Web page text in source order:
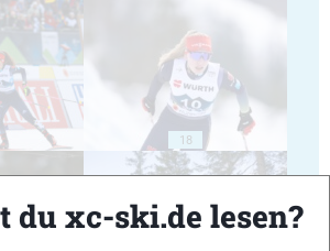
18
du xc-ski.de lesen?